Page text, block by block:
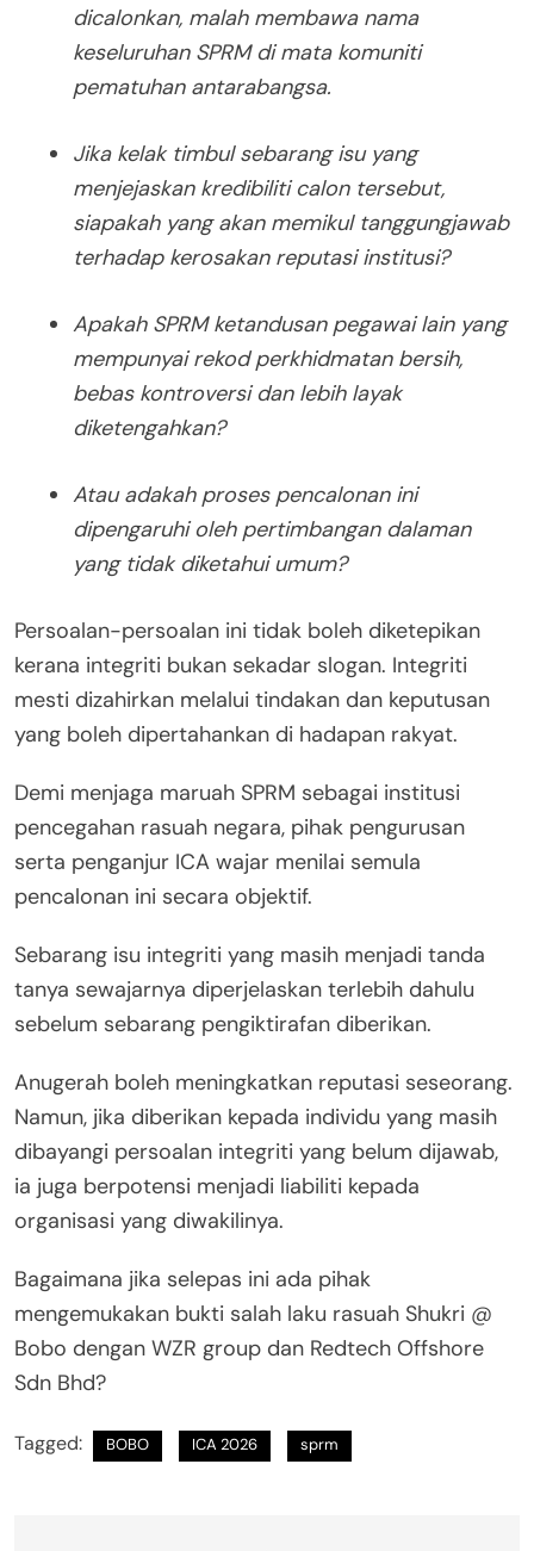
dicalonkan, malah membawa nama
keseluruhan SPRM di mata komuniti
pematuhan antarabangsa.
Jika kelak timbul sebarang isu yang
menjejaskan kredibiliti calon tersebut,
siapakah yang akan memikul tanggungjawab
terhadap kerosakan reputasi institusi?
Apakah SPRM ketandusan pegawai lain yang
mempunyai rekod perkhidmatan bersih,
bebas kontroversi dan lebih layak
diketengahkan?
Atau adakah proses pencalonan ini
dipengaruhi oleh pertimbangan dalaman
yang tidak diketahui umum?
Persoalan-persoalan ini tidak boleh diketepikan
kerana integriti bukan sekadar slogan. Integriti
mesti dizahirkan melalui tindakan dan keputusan
yang boleh dipertahankan di hadapan rakyat.
Demi menjaga maruah SPRM sebagai institusi
pencegahan rasuah negara, pihak pengurusan
serta penganjur ICA wajar menilai semula
pencalonan ini secara objektif.
Sebarang isu integriti yang masih menjadi tanda
tanya sewajarnya diperjelaskan terlebih dahulu
sebelum sebarang pengiktirafan diberikan.
Anugerah boleh meningkatkan reputasi seseorang.
Namun, jika diberikan kepada individu yang masih
dibayangi persoalan integriti yang belum dijawab,
ia juga berpotensi menjadi liabiliti kepada
organisasi yang diwakilinya.
Bagaimana jika selepas ini ada pihak
mengemukakan bukti salah laku rasuah Shukri @
Bobo dengan WZR group dan Redtech Offshore
Sdn Bhd?
Tagged: BOBO ICA 2026 sprm